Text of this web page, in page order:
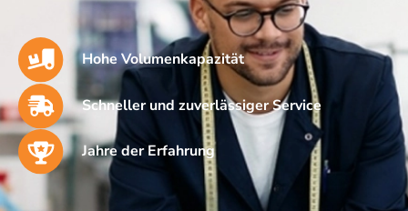
Hohe Volumenkapazität
Schneller und zuverlässiger Service
Jahre der Erfahrung